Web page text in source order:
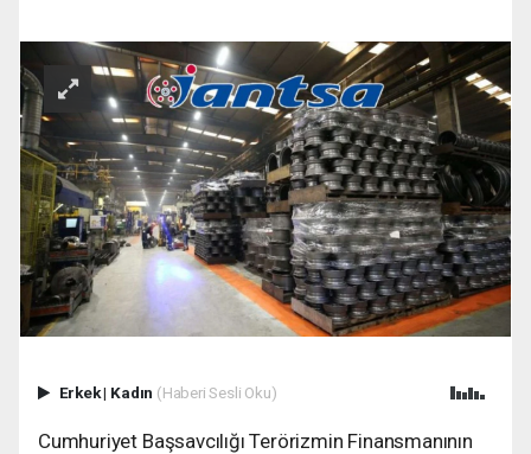
Erkek| Kadın (Haberi Sesli Oku)
Cumhuriyet Başsavcılığı Terörizmin Finansmanının